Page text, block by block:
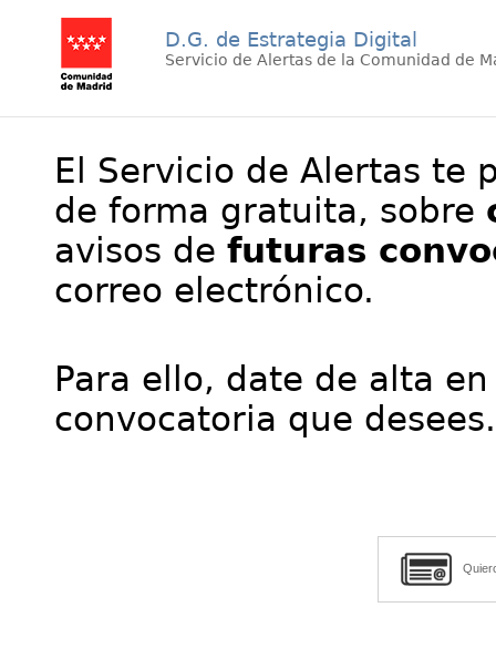
D.G. de Estrategia Digital
Servicio de Alertas de la Comunidad de
El Servicio de Alertas te
de forma gratuita, sobre
avisos de futuras
correo electrónico.
Para ello, date de alta
convocatoria que desees.